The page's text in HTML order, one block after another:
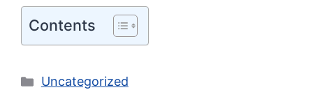
Contents
카
Uncategorized